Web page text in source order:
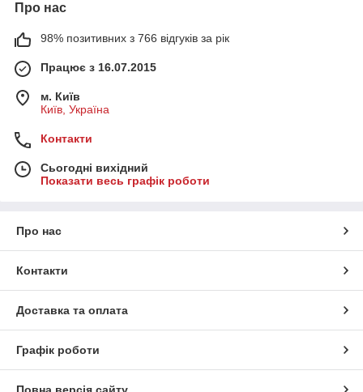
Про нас
98% позитивних з 766 відгуків за рік
Працює з 16.07.2015
м. Київ
Київ, Україна
Контакти
Сьогодні вихідний
Показати весь графік роботи
Про нас
Контакти
Доставка та оплата
Графік роботи